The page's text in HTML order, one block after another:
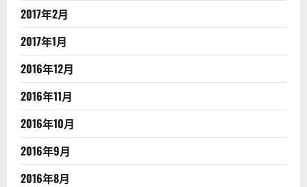
2017年2月
2017年1月
2016年12月
2016年11月
2016年10月
2016年9月
2016年8月